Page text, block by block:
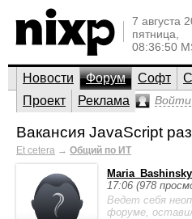
7 августа
пятница,
08:36:50
Новости Форум Софт
Проект
Реклама Войти
Вакансия JavaScript
Et cetera → Общий по ИТ
Maria_Bashinsky
17:06 (978
Ведет себя
форуме,